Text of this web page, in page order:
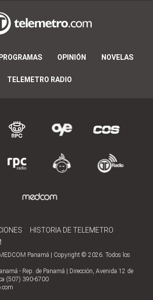
PROGRAMAS OPINIÓN NOVELAS
TELEMETRO RADIO
HISTORIA DE TELEMETRO
Panamá | Copyright © 2026. Todos los
- Rep. de Panamá | Dirección, Avenida 12 de
(507) 390-6700